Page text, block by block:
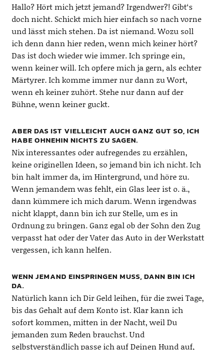
Hallo? Hört mich jetzt jemand? Irgendwer?! Gibt‘s
doch nicht. Schickt mich hier einfach so nach vorne
und lässt mich stehen. Da ist niemand. Wozu soll
ich denn dann hier reden, wenn mich keiner hört?
Das ist doch wieder wie immer. Ich springe ein,
wenn keiner will. Ich opfere mich ja gern, als echter
Märtyrer. Ich komme immer nur dann zu Wort,
wenn eh keiner zuhört. Stehe nur dann auf der
Bühne, wenn keiner guckt.
ABER DAS IST VIELLEICHT AUCH GANZ GUT SO, ICH
HABE OHNEHIN NICHTS ZU SAGEN.
Nix interessantes oder aufregendes zu erzählen,
keine originellen Ideen, so jemand bin ich nicht. Ich
bin halt immer da, im Hintergrund, und höre zu.
Wenn jemandem was fehlt, ein Glas leer ist o. ä.,
dann kümmere ich mich darum. Wenn irgendwas
nicht klappt, dann bin ich zur Stelle, um es in
Ordnung zu bringen. Ganz egal ob der Sohn den Zug
verpasst hat oder der Vater das Auto in der Werkstatt
vergessen, ich kann helfen.
WENN JEMAND EINSPRINGEN MUSS, DANN BIN ICH
DA.
Natürlich kann ich Dir Geld leihen, für die zwei Tage,
bis das Gehalt auf dem Konto ist. Klar kann ich
sofort kommen, mitten in der Nacht, weil Du
jemanden zum Reden brauchst. Und
selbstverständlich passe ich auf Deinen Hund auf,